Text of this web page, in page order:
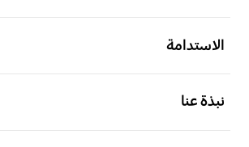
الاستدامة
نبذة عنا